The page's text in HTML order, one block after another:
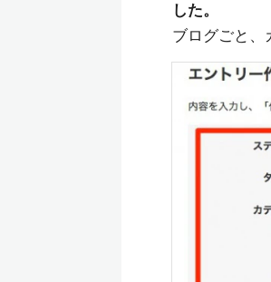
した。
ブログごと、